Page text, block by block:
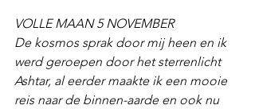
VOLLE MAAN 5 NOVEMBER
De kosmos sprak door mij heen en ik
werd geroepen door het sterrenlicht
Ashtar, al eerder maakte ik een mooie
reis naar de binnen-aarde en ook nu